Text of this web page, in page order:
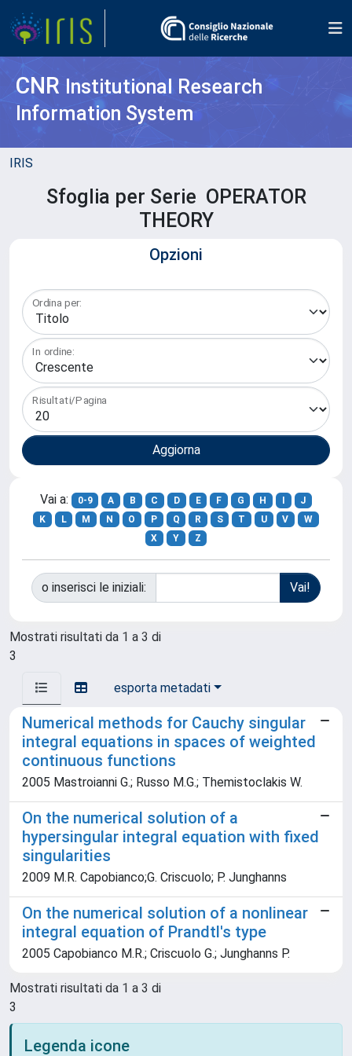
CNR Institutional Research
Information System
IRIS
Sfoglia per Serie OPERATOR
THEORY
Opzioni
Ordina per:
In ordine:
Risultati/Pagina
Vai a: 0-9 A B C D E F G H
J
K
L M N O P Q R S T U V
W
X
Y Z
o inserisci le iniziali:
Mostrati risultati da 1 a 3 di
3
esporta metadati
Numerical methods for Cauchy singular
integral equations in spaces of weighted
continuous functions
2005 Mastroianni G.; Russo M.G.; Themistoclakis W.
On the numerical solution of a
hypersingular integral equation with fixed
singularities
2009 M.R. Capobianco;G. Criscuolo; P. Junghanns
On the numerical solution of a nonlinear
integral equation of Prandtl's type
2005 Capobianco M.R.; Criscuolo G.; Junghanns P.
Mostrati risultati da 1 a 3 di
3
Legenda icone